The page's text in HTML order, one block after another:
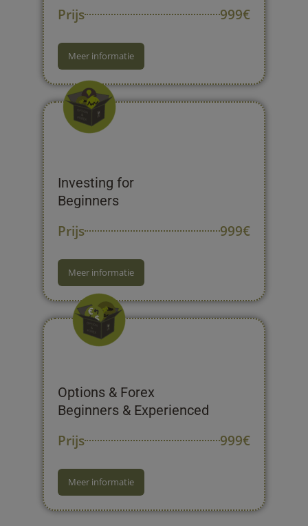
Prijs 999€
Meer informatie
Investing for
Beginners
Prijs 999€
Meer informatie
Options & Forex
Beginners & Experienced
Prijs 999€
Meer informatie